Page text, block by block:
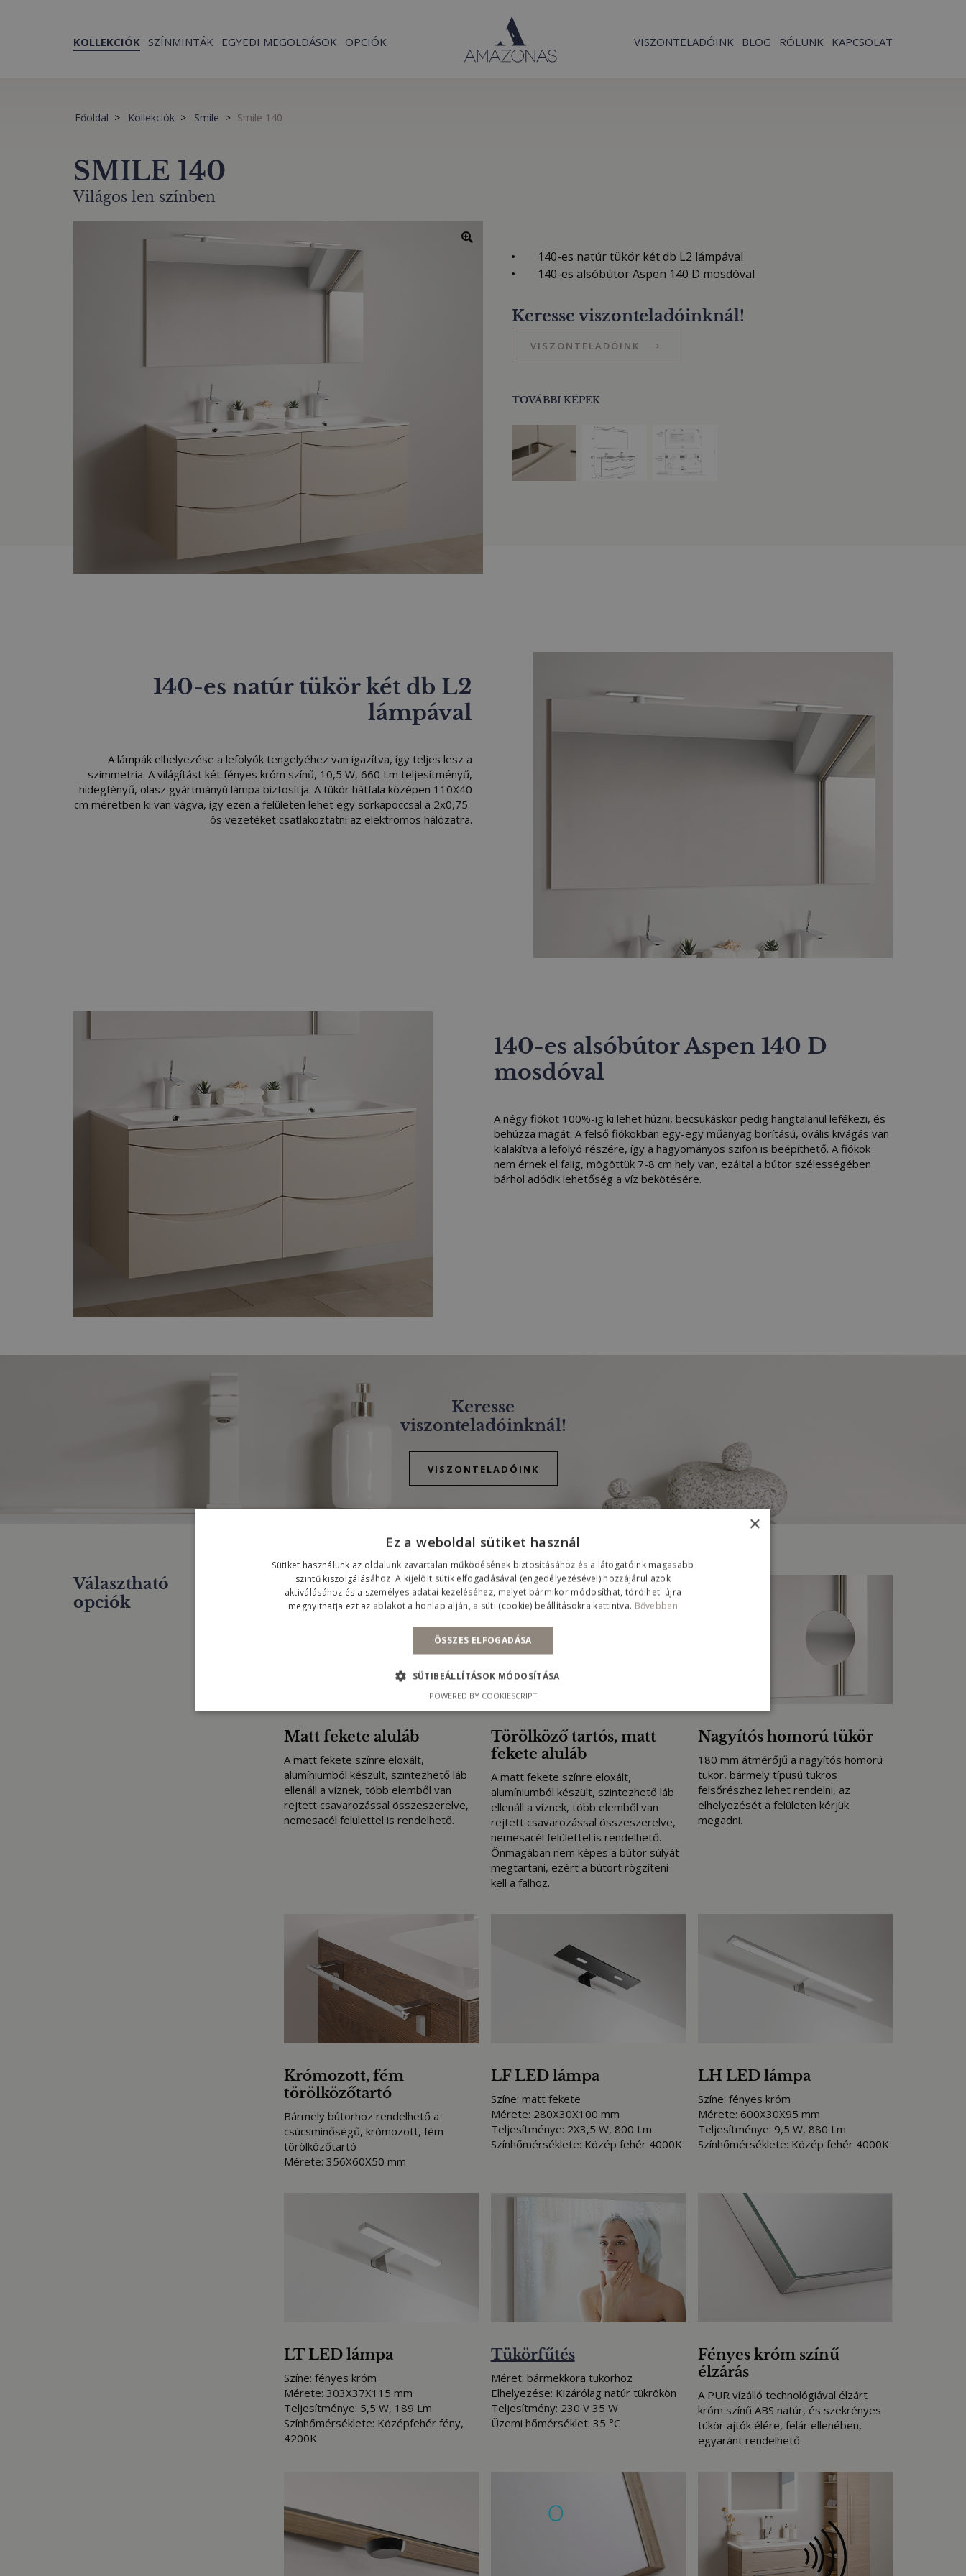
KOLLEKCIÓK SZÍNMINTÁK EGYEDI MEGOLDÁSOK OPCIÓK VISZONTELADÓINK BLOG RÓLUNK KAPCSOLAT
Főoldal Kollekciók Smile Smile 140
SMILE 140
Világos len színben
140-es natúr tükör két db L2 lámpával
140-es alsóbútor Aspen 140 D mosdóval
Keresse viszonteladóinknál!
VISZONTELADÓINK
TOVÁBBI KÉPEK
140-es natúr tükör két db L2
lámpával
A lámpák elhelyezése a lefolyók tengelyéhez van igazítva, így teljes lesz a
szimmetria. A világítást két fényes króm színű, 10,5 W, 660 Lm teljesítményű,
hidegfényű, olasz gyártmányú lámpa biztosítja. A tükör hátfala középen 110X40
cm méretben ki van vágva, így ezen a felületen lehet egy sorkapoccsal a 2x0,75-
ös vezetéket csatlakoztatni az elektromos hálózatra.
140-es alsóbútor Aspen 140 D
mosdóval
A négy fiókot 100%-ig ki lehet húzni, becsukáskor pedig hangtalanul lefékezi, és
behúzza magát. A felső fiókokban egy-egy műanyag borítású, ovális kivágás van
kialakítva a lefolyó részére, így a hagyományos szifon is beépíthető. A fiókok
nem érnek el falig, mögöttük 7-8 cm hely van, ezáltal a bútor szélességében
bárhol adódik lehetőség a víz bekötésére.
Keresse
viszonteladóinknál!
VISZONTELADÓINK
Választható
opciók
Matt fekete aluláb
A matt fekete színre eloxált,
alumíniumból készült, szintezhető láb
ellenáll a víznek, több elemből van
rejtett csavarozással összeszerelve,
nemesacél felülettel is rendelhető.
Törölköző tartós, matt
fekete aluláb
A matt fekete színre eloxált,
alumíniumból készült, szintezhető láb
ellenáll a víznek, több elemből van
rejtett csavarozással összeszerelve,
nemesacél felülettel is rendelhető.
Önmagában nem képes a bútor súlyát
megtartani, ezért a bútort rögzíteni
kell a falhoz.
Nagyítós homorú tükör
180 mm átmérőjű a nagyítós homorú
tükör, bármely típusú tükrös
felsőrészhez lehet rendelni, az
elhelyezését a felületen kérjük
megadni.
Krómozott, fém
törölközőtartó
Bármely bútorhoz rendelhető a
csúcsminőségű, krómozott, fém
törölközőtartó
Mérete: 356X60X50 mm
LF LED lámpa
Színe: matt fekete
Mérete: 280X30X100 mm
Teljesítménye: 2X3,5 W, 800 Lm
Színhőmérséklete: Közép fehér 4000K
LH LED lámpa
Színe: fényes króm
Mérete: 600X30X95 mm
Teljesítménye: 9,5 W, 880 Lm
Színhőmérséklete: Közép fehér 4000K
LT LED lámpa
Színe: fényes króm
Mérete: 303X37X115 mm
Teljesítménye: 5,5 W, 189 Lm
Színhőmérséklete: Középfehér fény,
4200K
Tükörfűtés
Méret: bármekkora tükörhöz
Elhelyezése: Kizárólag natúr tükrökön
Teljesítmény: 230 V 35 W
Üzemi hőmérséklet: 35 °C
Fényes króm színű
élzárás
A PUR vízálló technológiával élzárt
króm színű ABS natúr, és szekrényes
tükör ajtók élére, felár ellenében,
egyaránt rendelhető.
×
Ez a weboldal sütiket használ
Sütiket használunk az oldalunk zavartalan működésének biztosításához és a látogatóink magasabb
szintű kiszolgálásához. A kijelölt sütik elfogadásával (engedélyezésével) hozzájárul azok
aktiválásához és a személyes adatai kezeléséhez, melyet bármikor módosíthat, törölhet: újra
megnyithatja ezt az ablakot a honlap alján, a süti (cookie) beállításokra kattintva. Bővebben
ÖSSZES ELFOGADÁSA
SÜTIBEÁLLÍTÁSOK MÓDOSÍTÁSA
POWERED BY COOKIESCRIPT